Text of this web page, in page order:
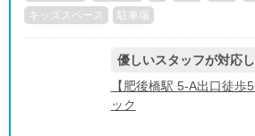
キッズスペース
駐車場
優しいスタッフが対応
【肥後橋駅 5-A出口徒歩
ック